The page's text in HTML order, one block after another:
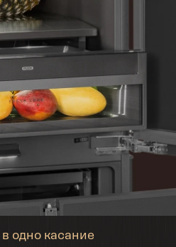
одно касание